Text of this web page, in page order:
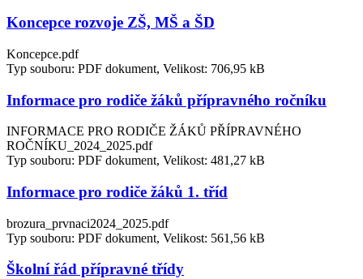
Koncepce rozvoje ZŠ, MŠ a ŠD
Koncepce.pdf
Typ souboru: PDF dokument, Velikost: 706,95 kB
Informace pro rodiče žáků přípravného ročníku
INFORMACE PRO RODIČE ŽÁKŮ PŘÍPRAVNÉHO
ROČNÍKU_2024_2025.pdf
Typ souboru: PDF dokument, Velikost: 481,27 kB
Informace pro rodiče žáků 1. tříd
brozura_prvnaci2024_2025.pdf
Typ souboru: PDF dokument, Velikost: 561,56 kB
Školní řád přípravné třídy